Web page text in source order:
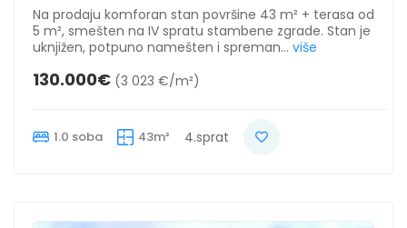
Na prodaju komforan stan površine 43 m² + terasa od
5 m², smešten na IV spratu stambene zgrade. Stan je
uknjižen, potpuno namešten i spreman... više
130.000€ (3 023 €/m²)
1.0 soba 43m² 4.sprat